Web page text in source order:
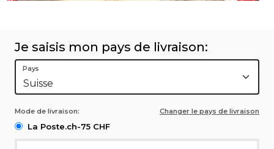
Je saisis mon pays de livraison:
Pays
Mode de livraison: Changer le pays de livraison
La Poste.ch-75 CHF